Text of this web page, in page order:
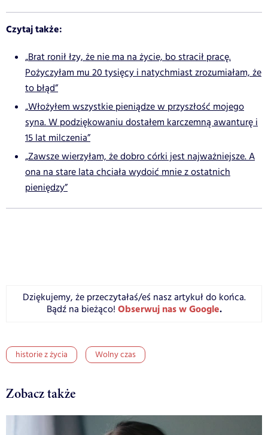
Czytaj także:
„Brat ronił łzy, że nie ma na życie, bo stracił pracę.
Pożyczyłam mu 20 tysięcy i natychmiast zrozumiałam, że
to błąd”
„Włożyłem wszystkie pieniądze w przyszłość mojego
syna. W podziękowaniu dostałem karczemną awanturę i
15 lat milczenia”
„Zawsze wierzyłam, że dobro córki jest najważniejsze. A
ona na stare lata chciała wydoić mnie z ostatnich
pieniędzy”
Dziękujemy, że przeczytałaś/eś nasz artykuł do końca.
Bądź na bieżąco! Obserwuj nas w Google.
historie z życia Wolny czas
Zobacz także